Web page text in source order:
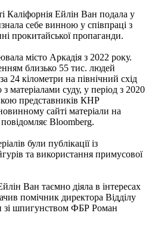
Каліфорнія Ейлін Ван подала у
себе винною у співпраці з
прокитайської пропаганди.
місто Аркадія з 2022 року.
близько 55 тис. людей
24 кілометри на північний схід
матеріалами суду, у період з 2020
представників КНР
сайті матеріали на
Bloomberg.
були публікації із
та використання примусової
Ван таємно діяла в інтересах
помічник директора Відділу
зі шпигунством ФБР Роман